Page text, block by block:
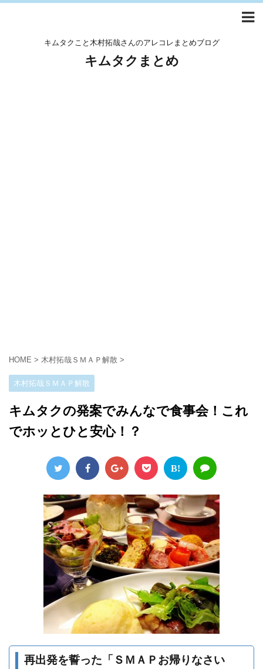
キムタクこと木村拓哉さんのアレコレまとめブログ
キムタクまとめ
HOME > 木村拓哉ＳＭＡＰ解散 >
木村拓哉ＳＭＡＰ解散
キムタクの発案でみんなで食事会！これ
でホッとひと安心！？
B!
再出発を誓った「ＳＭＡＰお帰りなさい